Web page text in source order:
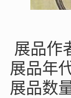
展品作
展品年
展品数